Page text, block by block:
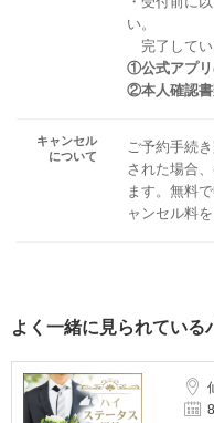
い。
完了してい
①公式アプリ
②本人確認書
キャンセル
について
ご予約手続
された場合
ます。無料
ャンセル料
よく一緒に見られている